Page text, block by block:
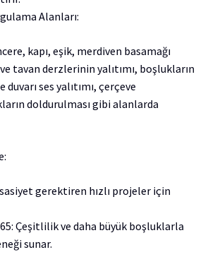
Alanları:
kapı, eşik, merdiven basamağı
ve tavan derzlerinin yalıtımı, boşlukların
ses yalıtımı, çerçeve
doldurulması gibi alanlarda
gerektiren hızlı projeler için
Çeşitlilik ve daha büyük boşluklarla
sunar.